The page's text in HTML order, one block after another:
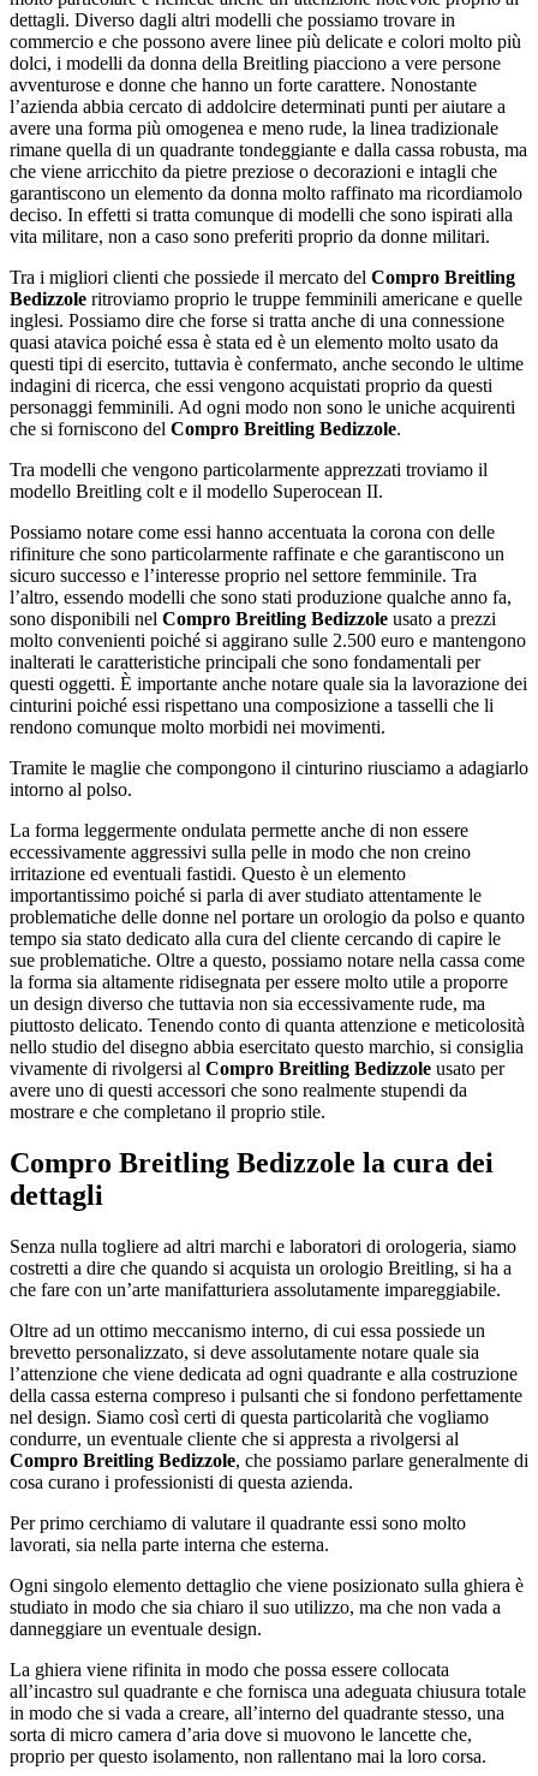
dettagli. Diverso dagli altri modelli che possiamo trovare in
commercio e che possono avere linee più delicate e colori molto più
dolci, i modelli da donna della Breitling piacciono a vere persone
avventurose e donne che hanno un forte carattere. Nonostante
l’azienda abbia cercato di addolcire determinati punti per aiutare a
avere una forma più omogenea e meno rude, la linea tradizionale
rimane quella di un quadrante tondeggiante e dalla cassa robusta, ma
che viene arricchito da pietre preziose o decorazioni e intagli che
garantiscono un elemento da donna molto raffinato ma ricordiamolo
deciso. In effetti si tratta comunque di modelli che sono ispirati alla
vita militare, non a caso sono preferiti proprio da donne militari.
Tra i migliori clienti che possiede il mercato del Compro Breitling
Bedizzole ritroviamo proprio le truppe femminili americane e quelle
inglesi. Possiamo dire che forse si tratta anche di una connessione
quasi atavica poiché essa è stata ed è un elemento molto usato da
questi tipi di esercito, tuttavia è confermato, anche secondo le ultime
indagini di ricerca, che essi vengono acquistati proprio da questi
personaggi femminili. Ad ogni modo non sono le uniche acquirenti
che si forniscono del Compro Breitling Bedizzole.
Tra modelli che vengono particolarmente apprezzati troviamo il
modello Breitling colt e il modello Superocean II.
Possiamo notare come essi hanno accentuata la corona con delle
rifiniture che sono particolarmente raffinate e che garantiscono un
sicuro successo e l’interesse proprio nel settore femminile. Tra
l’altro, essendo modelli che sono stati produzione qualche anno fa,
sono disponibili nel Compro Breitling Bedizzole usato a prezzi
molto convenienti poiché si aggirano sulle 2.500 euro e mantengono
inalterati le caratteristiche principali che sono fondamentali per
questi oggetti. È importante anche notare quale sia la lavorazione dei
cinturini poiché essi rispettano una composizione a tasselli che li
rendono comunque molto morbidi nei movimenti.
Tramite le maglie che compongono il cinturino riusciamo a adagiarlo
intorno al polso.
La forma leggermente ondulata permette anche di non essere
eccessivamente aggressivi sulla pelle in modo che non creino
irritazione ed eventuali fastidi. Questo è un elemento
importantissimo poiché si parla di aver studiato attentamente le
problematiche delle donne nel portare un orologio da polso e quanto
tempo sia stato dedicato alla cura del cliente cercando di capire le
sue problematiche. Oltre a questo, possiamo notare nella cassa come
la forma sia altamente ridisegnata per essere molto utile a proporre
un design diverso che tuttavia non sia eccessivamente rude, ma
piuttosto delicato. Tenendo conto di quanta attenzione e meticolosità
nello studio del disegno abbia esercitato questo marchio, si consiglia
vivamente di rivolgersi al Compro Breitling Bedizzole usato per
avere uno di questi accessori che sono realmente stupendi da
mostrare e che completano il proprio stile.
Compro Breitling Bedizzole la cura dei
dettagli
Senza nulla togliere ad altri marchi e laboratori di orologeria, siamo
costretti a dire che quando si acquista un orologio Breitling, si ha a
che fare con un’arte manifatturiera assolutamente impareggiabile.
Oltre ad un ottimo meccanismo interno, di cui essa possiede un
brevetto personalizzato, si deve assolutamente notare quale sia
l’attenzione che viene dedicata ad ogni quadrante e alla costruzione
della cassa esterna compreso i pulsanti che si fondono perfettamente
nel design. Siamo così certi di questa particolarità che vogliamo
condurre, un eventuale cliente che si appresta a rivolgersi al
Compro Breitling Bedizzole, che possiamo parlare generalmente di
cosa curano i professionisti di questa azienda.
Per primo cerchiamo di valutare il quadrante essi sono molto
lavorati, sia nella parte interna che esterna.
Ogni singolo elemento dettaglio che viene posizionato sulla ghiera è
studiato in modo che sia chiaro il suo utilizzo, ma che non vada a
danneggiare un eventuale design.
La ghiera viene rifinita in modo che possa essere collocata
all’incastro sul quadrante e che fornisca una adeguata chiusura totale
in modo che si vada a creare, all’interno del quadrante stesso, una
sorta di micro camera d’aria dove si muovono le lancette che,
proprio per questo isolamento, non rallentano mai la loro corsa.